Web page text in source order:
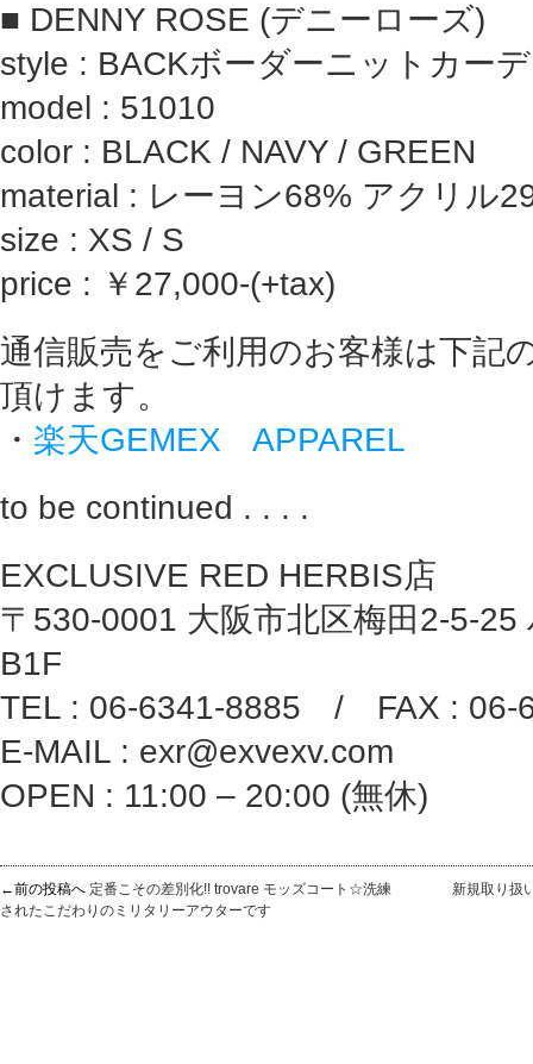
■ DENNY ROSE (デニーローズ)
style : BACKボーダーニットカーデ
model : 51010
color : BLACK / NAVY / GREEN
material : レーヨン68% アクリル
size : XS / S
price : ￥27,000-(+tax)
通信販売をご利用のお客様は下記
頂けます。
・ 楽天GEMEX APPAREL
to be continued . . . .
EXCLUSIVE RED HERBIS店
〒530-0001 大阪市北区梅田2-5-25
B1F
TEL : 06-6341-8885 / FAX : 06-
E-MAIL : exr@exvexv.com
OPEN : 11:00 – 20:00 (無休)
←前の投稿へ 定番こその差別化!! trovare モッズコート☆洗練
されたこだわりのミリタリーアウターです
新規取り扱